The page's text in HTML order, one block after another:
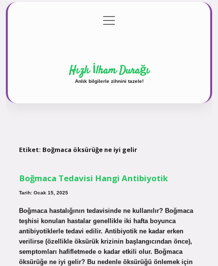
Gizlilik Politikası
menüyü
aç
Hızlı İlham Durağı
Anlık bilgilerle zihnini tazele!
Etiket: Boğmaca öksürüğe ne iyi gelir
Boğmaca Tedavisi Hangi Antibiyotik
Tarih: Ocak 15, 2025
Boğmaca hastalığının tedavisinde ne kullanılır? Boğmaca
teşhisi konulan hastalar genellikle iki hafta boyunca
antibiyotiklerle tedavi edilir. Antibiyotik ne kadar erken
verilirse (özellikle öksürük krizinin başlangıcından önce),
semptomları hafifletmede o kadar etkili olur. Boğmaca
öksürüğe ne iyi gelir? Bu nedenle öksürüğü önlemek için